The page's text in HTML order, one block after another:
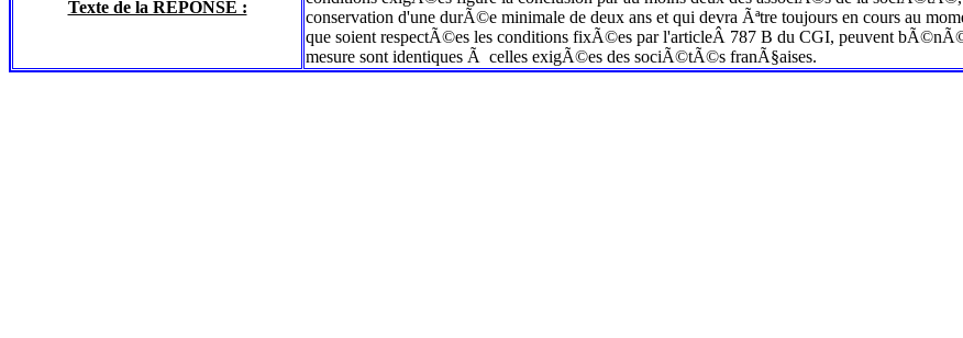
Texte de la REPONSE :
conservation d'une durÃ©e minimale de deux ans et qui devra Ãªtre toujours en cours au
que soient respectÃ©es les conditions fixÃ©es par l'articleÂ 787 B du CGI, peuvent
mesure sont identiques Ã celles exigÃ©es des sociÃ©tÃ©s franÃ§aises.